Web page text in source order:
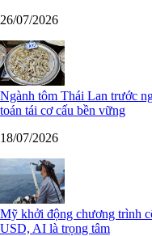
26/07/2026
Ngành tôm Thái Lan trước
toán tái cơ cấu bền vững
18/07/2026
Mỹ khởi động chương trình
USD, AI là trọng tâm